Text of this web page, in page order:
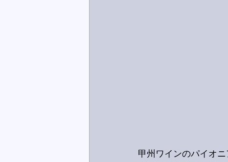
甲州ワインのパイオ